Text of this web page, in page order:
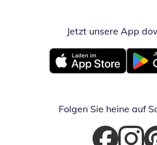
Jetzt unsere App
Öffnet in neuem Fenster
Öffnet
Folgen Sie heine auf